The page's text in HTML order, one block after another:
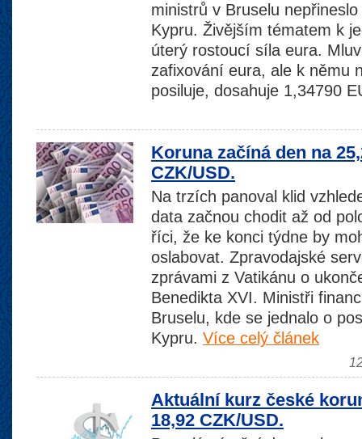
ministrů v Bruselu
Kypru. Živějším tématem k
úterý rostoucí síla eura.
zafixování eura, ale k němu
posiluje, dosahuje 1,34790
Koruna začíná den na
CZK/USD.
Na trzích panoval klid
data začnou chodit až od
říci, že ke konci týdne by
oslabovat. Zpravodajské
zprávami z Vatikánu o
Benedikta XVI. Ministři
Bruselu, kde se jednalo o
Kypru. Více celý článek
Aktuální kurz české
18,92 CZK/USD.